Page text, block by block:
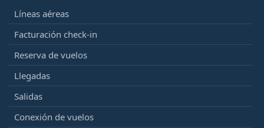
Líneas aéreas
Facturación check-in
Reserva de vuelos
Llegadas
Salidas
Conexión de vuelos